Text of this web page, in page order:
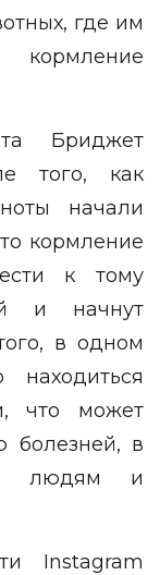
где им
кормление
Бриджет
того, как
начали
кормление
к тому
и начнут
в одном
что может
болезней, в
людям и
Instagram